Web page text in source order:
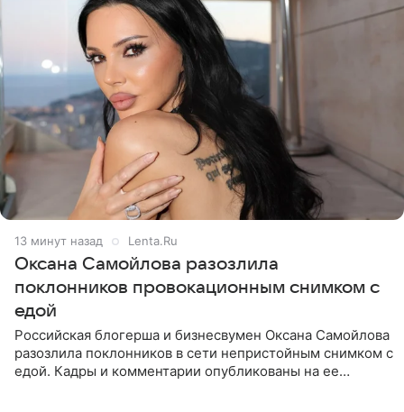
13 минут назад Lenta.Ru
Оксана Самойлова разозлила
поклонников провокационным снимком с
едой
Российская блогерша и бизнесвумен Оксана Самойлова
разозлила поклонников в сети непристойным снимком с
едой. Кадры и комментарии опубликованы на ее